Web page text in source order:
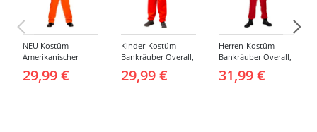
NEU Kostüm
Amerikanischer
Overall, Orange -
29,99 €
Kinder-Kostüm
Bankräuber Overall,
29,99 €
Herren-Kostüm
Bankräuber Overall,
31,99 €